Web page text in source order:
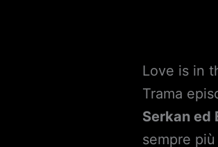
Love is in
Trama
Serkan ed
sempre